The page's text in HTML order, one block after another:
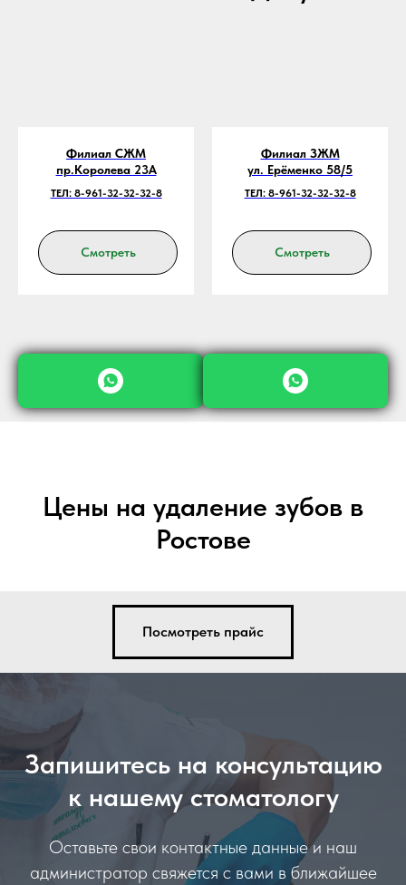
Филиал СЖМ
пр.Королева 23А
ТЕЛ: 8-961-32-32-32-8
Смотреть
Филиал ЗЖМ
ул. Ерёменко 58/5
ТЕЛ: 8-961-32-32-32-8
Смотреть
Цены на удаление зубов в
Ростове
Посмотреть прайс
Запишитесь на консультацию
к нашему стоматологу
Оставьте свои контактные данные и наш
администратор свяжется с вами в ближайшее